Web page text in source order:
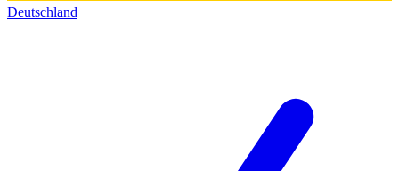
Deutschland